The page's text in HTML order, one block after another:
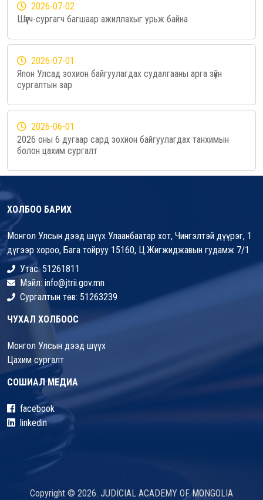
2026-07-02
Шүүгч-сургагч багшаар ажиллахыг урьж байна
2026-07-01
Япон Улсад зохион байгуулагдах судалгааны арга зүйн
сургалтын зар
2026-06-01
2026 оны 6 дугаар сард зохион байгуулагдах танхимын
болон цахим сургалт
ХОЛБОО БАРИХ
Монгол Улсын дээд шүүх Улаанбаатар хот, Чингэлтэй дүүрэг, 1
дүгээр хороо, Бага тойруу 15160, Ц.Жигжиджавын гудамж 7/1
Утас: 51261811
Мэйл: info@jtrii.gov.mn
Сургалтын төв: 51263239
ЧУХАЛ ХОЛБООС
Монгол Улсын дээд шүүх
Цахим сургалт
СОШИАЛ МЕДИА
facebook
linkedin
Copyright © 2026. JUDICIAL ACADEMY OF MONGOLIA